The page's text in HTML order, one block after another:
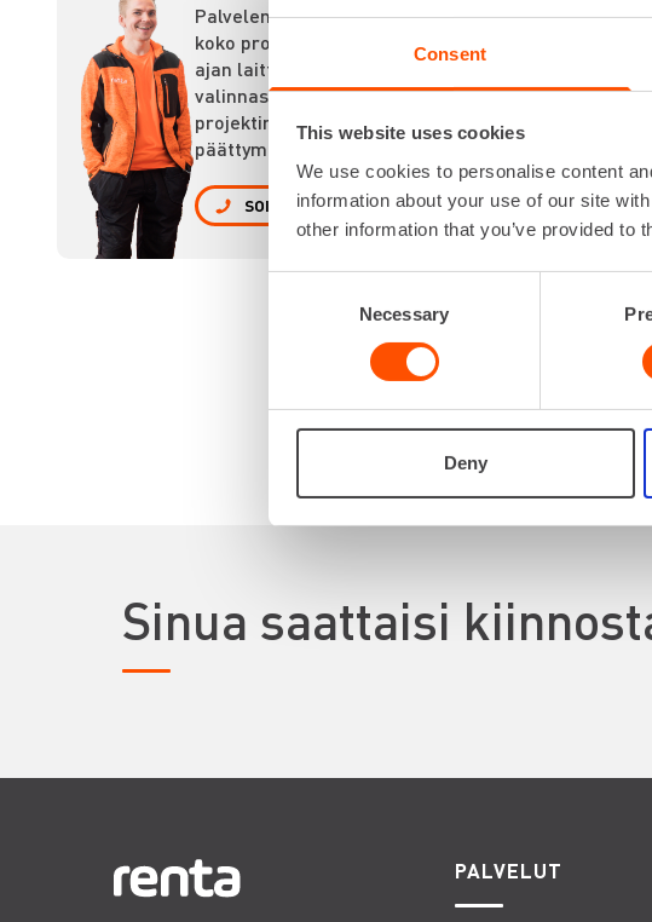
Consent
This website uses cookies
We use cookies to personalise content
information about your use of our site
other information that you’ve provided to
Necessary
Deny
Palvelemme
koko prosessin
ajan laitteiden
valinnasta
projektin
päättymiseen.
SOITA
VUOKRAA
Sinua saattaisi
PALVELUT